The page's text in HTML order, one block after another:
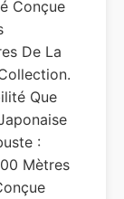
Conçue
De La
Que
:
Mètres